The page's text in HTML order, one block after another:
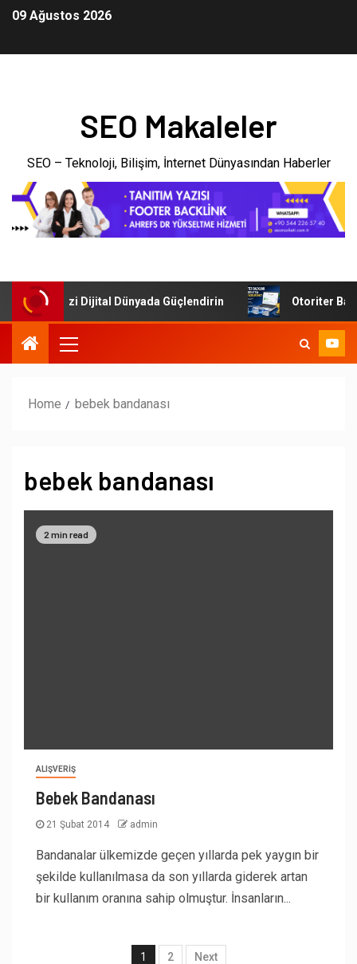
09 Ağustos 2026
SEO Makaleler
SEO – Teknoloji, Bilişim, İnternet Dünyasından Haberler
İşletmenizi Dijital Dünyada Güçlendirin Otoriter
Home bebek bandanası
bebek bandanası
2 min read
ALIŞVERIŞ
Bebek Bandanası
21 Şubat 2014 admin
Bandanalar ülkemizde geçen yıllarda pek yaygın bir
şekilde kullanılmasa da son yıllarda giderek artan
bir kullanım oranına sahip olmuştur. İnsanların...
1 2 Next